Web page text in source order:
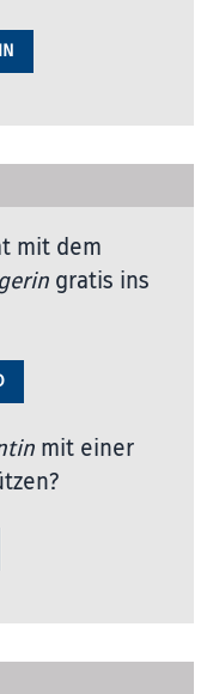
mit dem
gratis ins
mit einer